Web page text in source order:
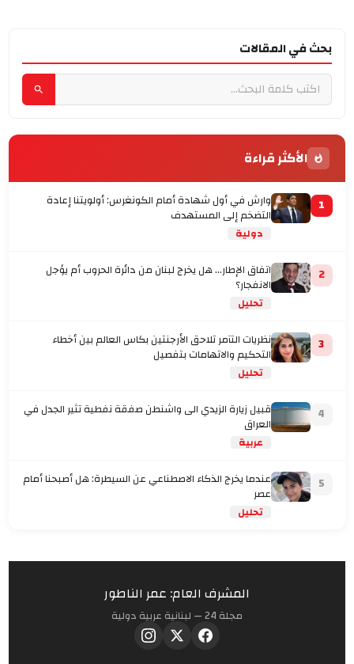
بحث في المقالات
الأكثر قراءة
1 وارش في أول شهادة أمام الكونغرس: أولويتنا إعادة
التضخم إلى المستهدف
دولية
2 اتفاق الإطار... هل يخرج لبنان من دائرة الحروب أم يؤجل
الانفجار؟
تحليل
3 نظريات التآمر تلاحق الأرجنتين بكاس العالم بين أخطاء
التحكيم والاتهامات بتفصيل
تحليل
4 قبيل زيارة الزيدي الى واشنطن صفقة نفطية تثير الجدل في
العراق
عربية
5 عندما يخرج الذكاء الاصطناعي عن السيطرة: هل أصبحنا أمام
عصر
تحليل
المشرف العام: عمر الناطور
مجلة 24 — لبنانية عربية دولية